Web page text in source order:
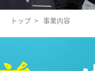
トップ 事業内容